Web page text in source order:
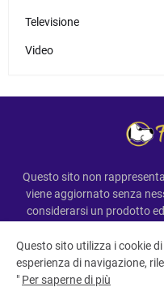
Televisione
Video
Questo sito non
viene aggiornato senza
considerarsi un prodotto
All Right
Questo sito utilizza i cookie
esperienza di navigazione,
" Per saperne di più